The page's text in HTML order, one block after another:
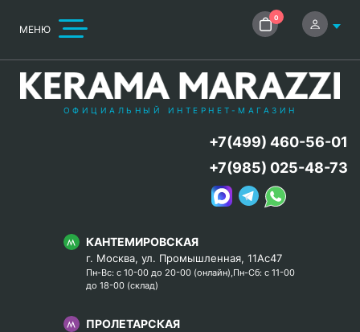
МЕНЮ
0
ОФИЦИАЛЬНЫЙ ИНТЕРНЕТ-МАГАЗИН
КАНТЕМИРОВСКАЯ
г. Москва, ул. Промышленная, 11Ас47
Пн-Вс: с 10-00 до 20-00 (онлайн),Пн-Сб: с 11-00
до 18-00 (склад)
ПРОЛЕТАРСКАЯ
+7(499) 460-56-01
+7(985) 025-48-73